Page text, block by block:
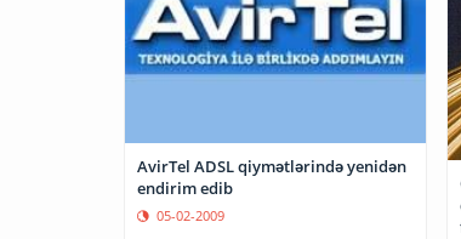
AvirTel ADSL qiymətlərində yenidən
endirim edib
05-02-2009